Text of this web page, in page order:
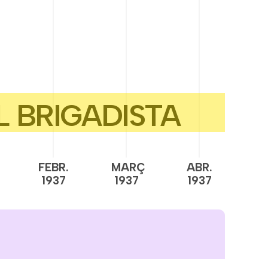
FEBR.
1937
MARÇ
1937
ABR.
1937